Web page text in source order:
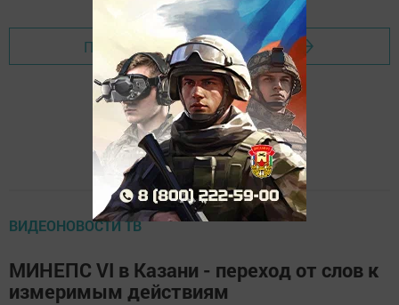
Перейти на страницу новости
ВИДЕОНОВОСТИ ТВ
МИНЕПС VI в Казани - переход от слов к
измеримым действиям